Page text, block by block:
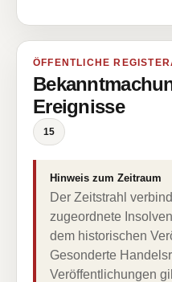
ÖFFENTLICHE
Ereignisse
15
Hinweis zum Zeitraum
Der Zeitstrahl
zugeordnete
dem historischen
Gesonderte
Veröffentlichungen